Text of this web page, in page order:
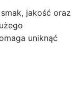
jakość oraz
uniknąć